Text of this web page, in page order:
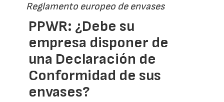
Reglamento europeo de envases
PPWR: ¿Debe su
empresa disponer de
una Declaración de
Conformidad de sus
envases?